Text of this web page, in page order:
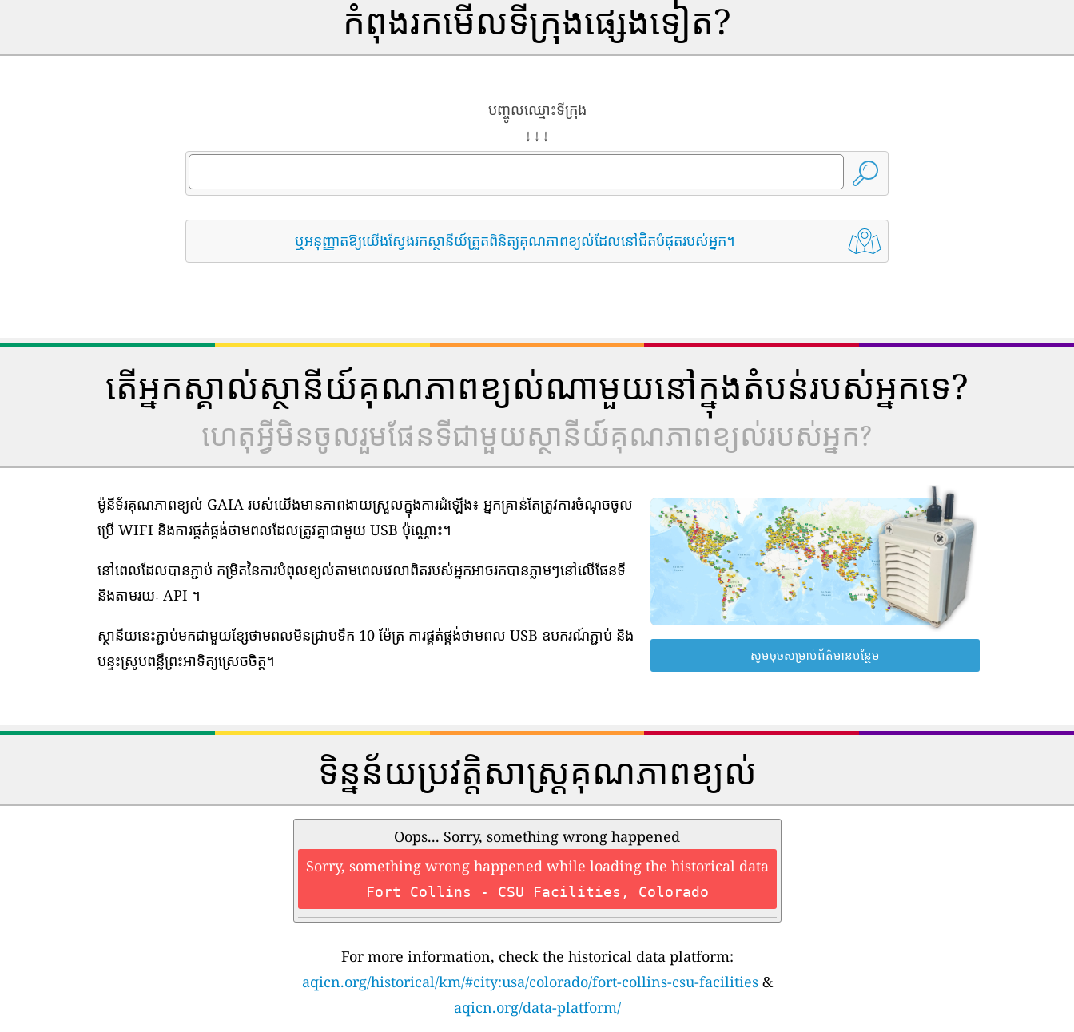
កំពុងរកមើលទីក្រុងផ្សេងទៀត?
បញ្ចូលឈ្មោះទីក្រុង
↓ ↓ ↓
ឬអនុញ្ញាតឱ្យយើងស្វែងរកស្ថានីយ៍ត្រួតពិនិត្យគុណភាពខ្យល់ដែលនៅជិតបំផុតរបស់អ្នក។
តើអ្នកស្គាល់ស្ថានីយ៍គុណភាពខ្យល់ណាមួយនៅក្នុងតំបន់របស់អ្នកទេ?
ហេតុអ្វីមិនចូលរួមផែនទីជាមួយស្ថានីយ៍គុណភាពខ្យល់របស់អ្នក?
ម៉ូនីទ័រគុណភាពខ្យល់ GAIA របស់យើងមានភាពងាយស្រួលក្នុងការដំឡើង៖ អ្នកគ្រាន់តែត្រូវការចំណុចចូល
ប្រើ WIFI និងការផ្គត់ផ្គង់ថាមពលដែលត្រូវគ្នាជាមួយ USB ប៉ុណ្ណោះ។
នៅពេលដែលបានភ្ជាប់ កម្រិតនៃការបំពុលខ្យល់តាមពេលវេលាពិតរបស់អ្នកអាចរកបានភ្លាមៗនៅលើផែនទី
និងតាមរយៈ API ។
ស្ថានីយនេះភ្ជាប់មកជាមួយខ្សែថាមពលមិនជ្រាបទឹក 10 ម៉ែត្រ ការផ្គត់ផ្គង់ថាមពល USB ឧបករណ៍ភ្ជាប់ និង
បន្ទះស្រូបពន្លឺព្រះអាទិត្យស្រេចចិត្ត។
សូមចុចសម្រាប់ព័ត៌មានបន្ថែម
ទិន្នន័យប្រវត្តិសាស្រ្តគុណភាពខ្យល់
Oops... Sorry, something wrong happened
Sorry, something wrong happened while loading the historical data
Fort Collins - CSU Facilities, Colorado
For more information, check the historical data platform:
aqicn.org/historical/km/#city:usa/colorado/fort-collins-csu-facilities&
aqicn.org/data-platform/